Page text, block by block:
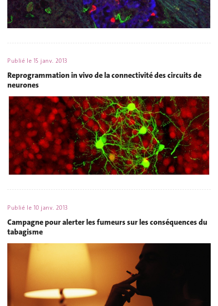
Publié le 15 janv. 2013
Reprogrammation in vivo de la connectivité des circuits de
neurones
Publié le 10 janv. 2013
Campagne pour alerter les fumeurs sur les conséquences du
tabagisme